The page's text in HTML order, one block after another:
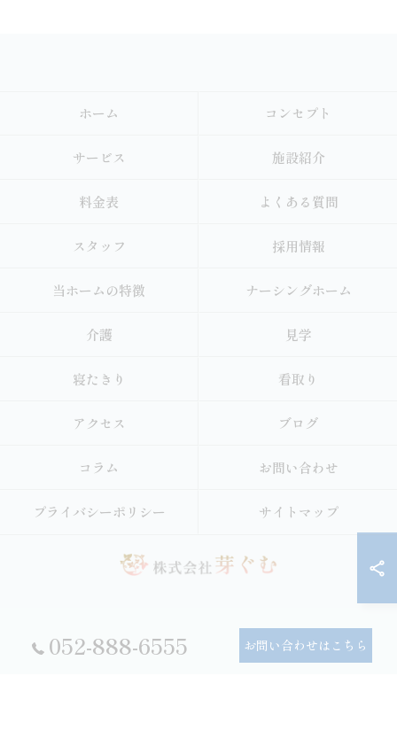
052-888-6555 お問い合わせはこちら
ホーム コンセプト
サービス 施設紹介
料金表 よくある質問
スタッフ 採用情報
当ホームの特徴 ナーシングホーム
介護 見学
寝たきり 看取り
アクセス ブログ
コラム お問い合わせ
プライバシーポリシー サイトマップ
© 2026 愛知の老人ホームなら株式会社芽ぐむ ALL RIGHTS RESERVED.